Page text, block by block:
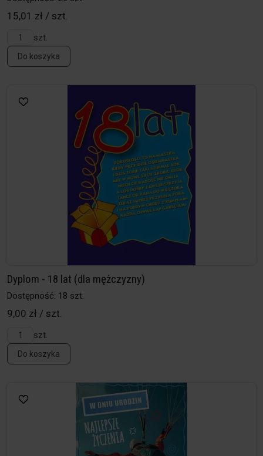
15,01 zł / szt.
szt.
Do koszyka
Dyplom - 18 lat (dla mężczyzny)
Dostępność: 18 szt.
9,00 zł / szt.
szt.
Do koszyka